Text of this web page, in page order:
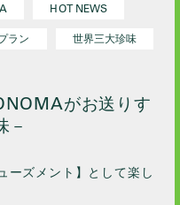
HOT NEWS
ラン 世界三大珍味
がお送りす
－
ーズメント】として楽し